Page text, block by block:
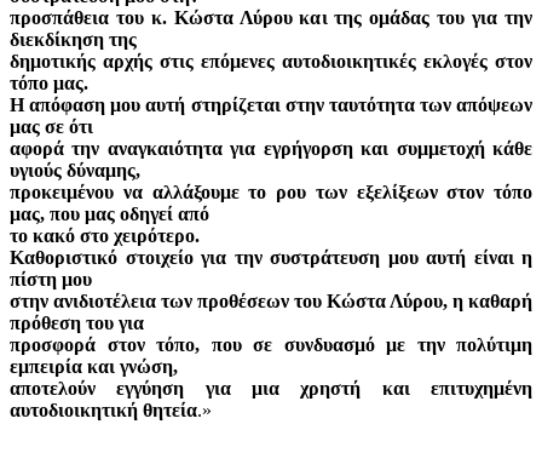
προσπάθεια του κ. Κώστα Λύρου και της ομάδας του για την
διεκδίκηση της
δημοτικής αρχής στις επόμενες αυτοδιοικητικές εκλογές στον
τόπο μας.
H απόφαση μου αυτή στηρίζεται στην ταυτότητα των απόψεων
μας σε ότι
αφορά την αναγκαιότητα για εγρήγορση και συμμετοχή κάθε
υγιούς δύναμης,
προκειμένου να αλλάξουμε το ρου των εξελίξεων στον τόπο
μας, που μας οδηγεί από
το κακό στο χειρότερο.
Καθοριστικό στοιχείο για την συστράτευση μου αυτή είναι η
πίστη μου
στην ανιδιοτέλεια των προθέσεων του Κώστα Λύρου, η καθαρή
πρόθεση του για
προσφορά στον τόπο, που σε συνδυασμό με την πολύτιμη
εμπειρία και γνώση,
αποτελούν εγγύηση για μια χρηστή και επιτυχημένη
αυτοδιοικητική θητεία.»